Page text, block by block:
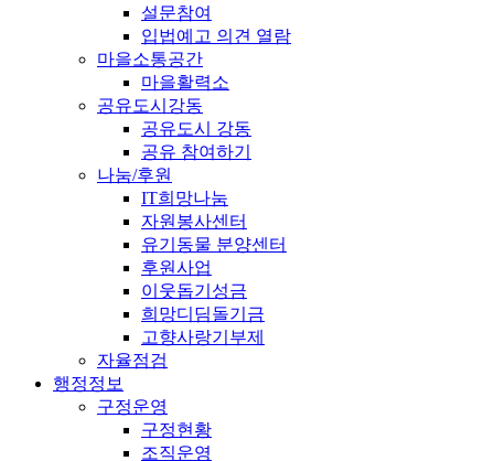
설문참여
입법예고 의견 열람
마을소통공간
마을활력소
공유도시강동
공유도시 강동
공유 참여하기
나눔/후원
IT희망나눔
자원봉사센터
유기동물 분양센터
후원사업
이웃돕기성금
희망디딤돌기금
고향사랑기부제
자율점검
행정정보
구정운영
구정현황
조직운영